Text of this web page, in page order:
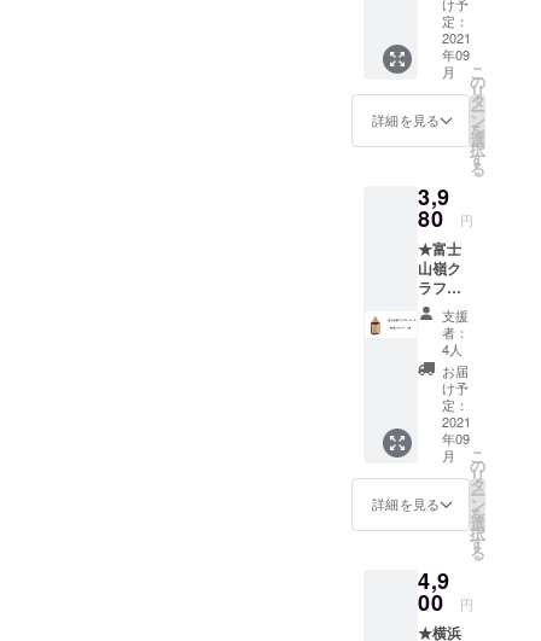
すので
先方様
にどち
らから
の贈り
からな
くなり
で ご注
意下さ
いま
せ。
場合差
出人様
のお名
前を備
考欄に
ご記入
をお願
す。
(お名
前・電
話番
号・郵
便番
号・ご
住所) ご
記入な
き場
合、当
店が差
出人に
なりま
すので
にどち
らから
物かわ
からな
くなり
ますの
す。
内容量
に変わ
りはご
ざいま
【ご注
意】
り物の
場合、
お礼の
お手紙
は同封
せず
メール
にてお
送りさ
せてい
ただき
ます。
お届
け先に
はクラ
ファン
ディン
だと
わから
ないよ
前後す
る場合
がござ
いま
す。
瓶の形
状やス
ジで
す。
炭酸
充填機
の工事
が済み
次第、9
月下旬
頃より
順次発
送予定
です。
【ご注
意】
直接配
り物の
場合、
は同封
せず
メール
てお楽
しみく
ださ
い。 ※
内容量
は
ります
が多少
前後す
る場合
がござ
いま
す。
瓶の形
状やス
テッ
カーは
イメー
ジで
す。
炭酸
充填機
の工事
次第、9
頃より
順次発
送予定
お礼の
お手紙
付き ス
パイス
感はあ
るけど
漢方臭
さやエ
無く、
サラリ
とした
舌触り
と喉ご
し そし
て爽や
かな清
涼感と
コーラ
らし
さ… 横
浜クラ
フト
コーラ
は飲み
やすさ
までこ
だわっ
たクラ
定：
2021
年09
月
詳細を見る
こ
の
リ
タ
ー
ン
を
選
択
す
る
3,9
80 円
★富士
山嶺ク
ラフト
コー
ラ 原
液シ
ロッ
プ
【１
本】 ★
お礼の
お手紙
付き
【内容
量】２
５０
７～１
０杯分)
静岡県
川根本
支援
者：
4人
お届
け予
定：
2021
年09
月
詳細を見る
こ
の
リ
タ
ー
ン
を
選
択
す
る
4,9
00 円
★横浜